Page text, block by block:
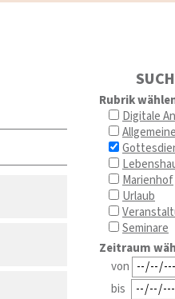
Rubrik
Digitale
Marienhof
Urlaub
Seminare
Zeitraum
von
bis